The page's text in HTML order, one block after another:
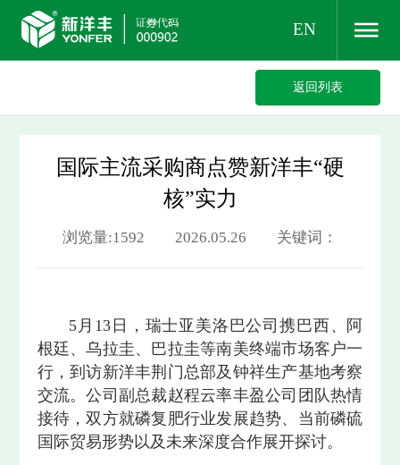
EN
返回列表
国际主流采购商点赞新洋丰“硬
核”实力
浏览量:1592 2026.05.26 关键词：
5月13日，瑞士亚美洛巴公司携巴西、阿
根廷、乌拉圭、巴拉圭等南美终端市场客户一
行，到访新洋丰荆门总部及钟祥生产基地考察
交流。公司副总裁赵程云率丰盈公司团队热情
接待，双方就磷复肥行业发展趋势、当前磷硫
国际贸易形势以及未来深度合作展开探讨。